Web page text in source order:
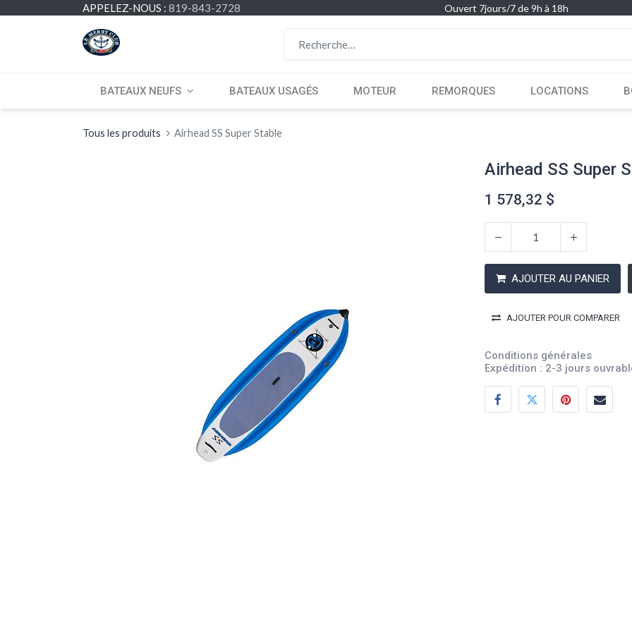
APPELEZ-NOUS : 819-843-2728 Ouvert 7jours/7 de 9h à 18h
BATEAUX NEUFS BATEAUX USAGÉS MOTEUR REMORQUES LOCATIONS
Tous les produits Airhead SS Super Stable
Airhead SS Super
1 578,32 $
AJOUTER AU PANIER
AJOUTER POUR COMPARER
Conditions générales
Expédition : 2-3 jours